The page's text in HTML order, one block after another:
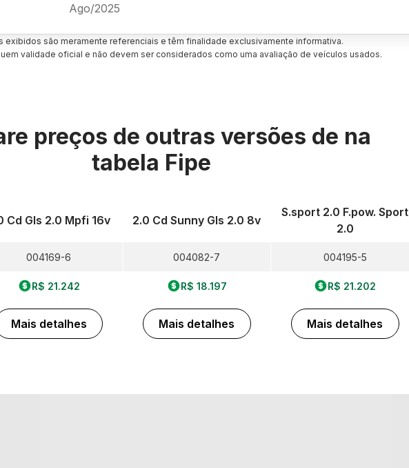
Ago/2025
exibidos são meramente referenciais e têm finalidade exclusivamente informativa.
validade oficial e não devem ser considerados como uma avaliação de veículos usados.
preços de outras versões de na
tabela Fipe
Cd Gls 2.0 Mpfi 16v
004169-6
R$ 21.242
Mais detalhes
2.0 Cd Sunny Gls 2.0 8v
004082-7
R$ 18.197
Mais detalhes
S.sport 2.0 F.pow. Sport
2.0
004195-5
R$ 21.202
Mais detalhes